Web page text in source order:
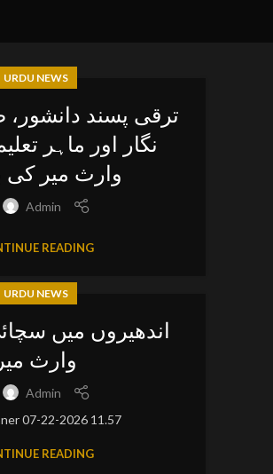
URDU NEWS
ترقی پسند دانشور،
نگار اور ماہر
وارث میر
Admin
READING
URDU NEWS
اندھیروں میں
وارث میر
Admin
07-22-2026 11.57
READING